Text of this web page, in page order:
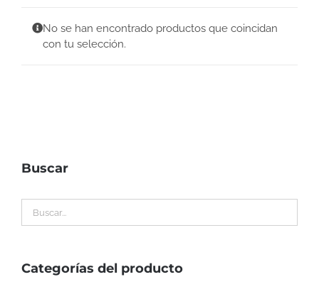
No se han encontrado productos que coincidan
con tu selección.
Buscar
Categorías del producto